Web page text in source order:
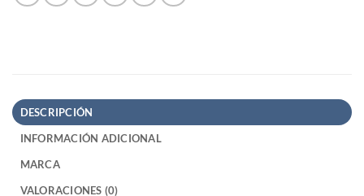
DESCRIPCIÓN
INFORMACIÓN ADICIONAL
MARCA
VALORACIONES (0)